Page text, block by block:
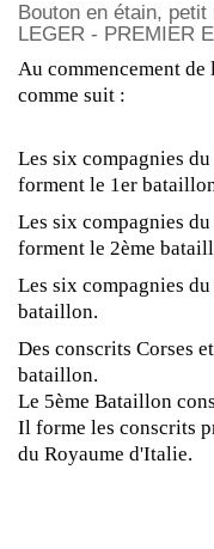
Bouton en étain,
LEGER - PREMIER
Au commencement de
comme suit :
Les six compagnies
forment le 1er
Les six compagnies
forment le 2ème
Les six compagnies
bataillon.
Des conscrits Corses
bataillon.
Le 5ème Bataillon
Il forme les conscrits
du Royaume d'Italie.